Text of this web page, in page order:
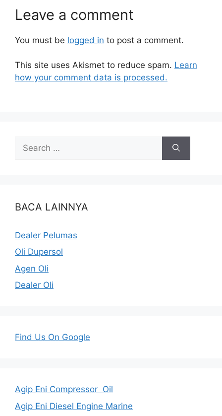
Leave a comment
You must be logged in to post a comment.
This site uses Akismet to reduce spam. Learn
how your comment data is processed.
BACA LAINNYA
Dealer Pelumas
Oli Dupersol
Agen Oli
Dealer Oli
Find Us On Google
Agip Eni Compressor Oil
Agip Eni Diesel Engine Marine